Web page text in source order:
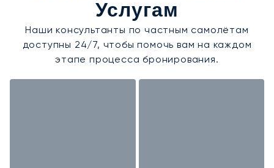
Услугам
Наши консультанты по частным самолётам
доступны 24/7, чтобы помочь вам на каждом
этапе процесса бронирования.